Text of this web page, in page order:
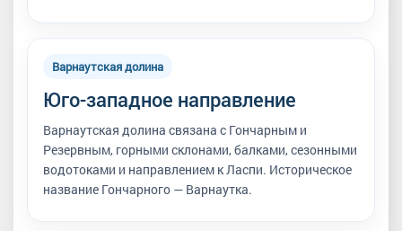
Варнаутская долина
Юго-западное направление
Варнаутская долина связана с Гончарным и
Резервным, горными склонами, балками, сезонными
водотоками и направлением к Ласпи. Историческое
название Гончарного — Варнаутка.